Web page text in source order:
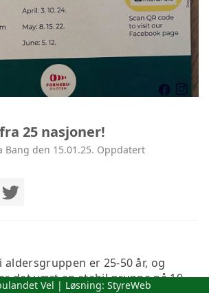
25 nasjoner!
Bang den 15.01.25. Oppdatert
aldersgruppen er 25-50 år, og
det vært en stabil gruppe på 10-
Vel | Løsning: StyreWeb